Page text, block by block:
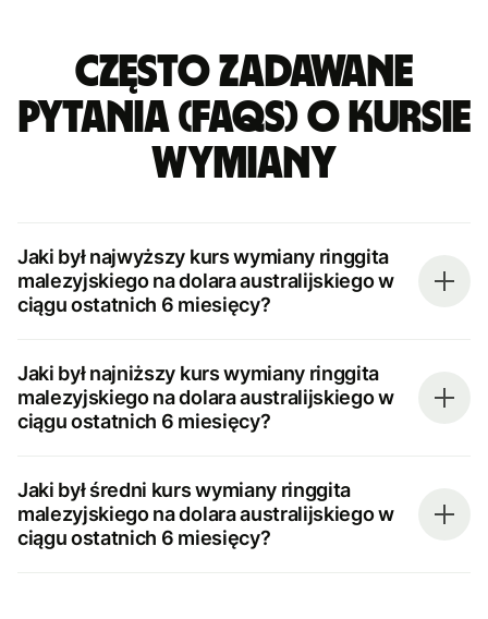
Często zadawane
pytania (FAQs) o kursie
wymiany
Jaki był najwyższy kurs wymiany ringgita
malezyjskiego na dolara australijskiego w
ciągu ostatnich 6 miesięcy?
Jaki był najniższy kurs wymiany ringgita
malezyjskiego na dolara australijskiego w
ciągu ostatnich 6 miesięcy?
Jaki był średni kurs wymiany ringgita
malezyjskiego na dolara australijskiego w
ciągu ostatnich 6 miesięcy?